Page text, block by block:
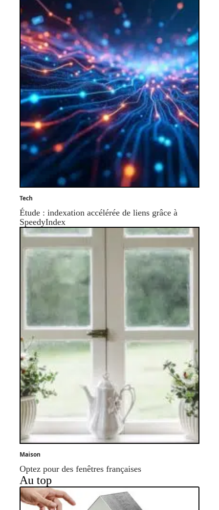
Tech
Étude : indexation accélérée de liens grâce à
SpeedyIndex
Maison
Optez pour des fenêtres françaises
Au top